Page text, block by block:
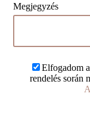
Megjegyzés
Elfogadom
rendelés során